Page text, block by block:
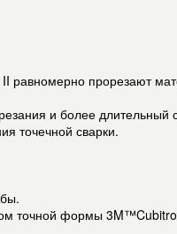
равномерно прорезают
и более длительный
точечной сварки.
точной формы